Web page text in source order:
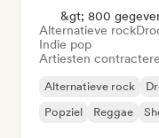
&gt; 800
Alternatieve rock
Indie pop
Artiesten
Alternatieve rock
Popziel
Reggae